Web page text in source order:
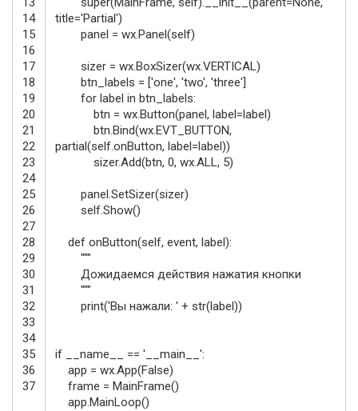
14
15
16
17
18
19
20
21
22
23
24
25
26
27
28
29
30
31
32
33
34
35
36
37
title='Partial')
panel = wx.Panel (self)
sizer = wx.BoxSizer(wx.VERTICAL)
btn_labels = ['one', 'two', 'three'
for label in btn_labels:
btn = wx.Button(panel , label = label )
btn.Bind(wx.EVT_BUTTON,
partial(self.onButton, label = label ))
sizer.Add(btn, 0, wx.ALL, 5)
panel .SetSizer(sizer)
self.Show()
def onButton(self, event, label ):
"""
Дожидаемся действия нажатия кнопки
"""
print('Вы нажали: ' + str(label ))
if __name__ == '__main__':
app = wx.App(False)
frame = MainFrame()
app.MainLoop()